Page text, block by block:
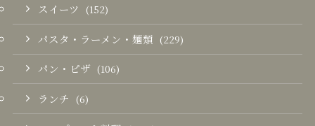
スイーツ (152)
パスタ・ラーメン・麺類 (229)
パン・ピザ (106)
ランチ (6)